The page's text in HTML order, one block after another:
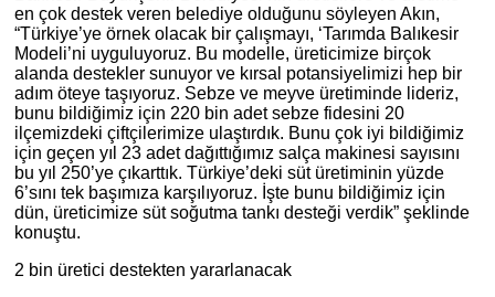
en çok destek veren belediye olduğunu söyleyen Akın,
“Türkiye’ye örnek olacak bir çalışmayı, ‘Tarımda Balıkesir
Modeli’ni uyguluyoruz. Bu modelle, üreticimize birçok
alanda destekler sunuyor ve kırsal potansiyelimizi hep bir
adım öteye taşıyoruz. Sebze ve meyve üretiminde lideriz,
bunu bildiğimiz için 220 bin adet sebze fidesini 20
ilçemizdeki çiftçilerimize ulaştırdık. Bunu çok iyi bildiğimiz
için geçen yıl 23 adet dağıttığımız salça makinesi sayısını
bu yıl 250’ye çıkarttık. Türkiye’deki süt üretiminin yüzde
6’sını tek başımıza karşılıyoruz. İşte bunu bildiğimiz için
dün, üreticimize süt soğutma tankı desteği verdik” şeklinde
konuştu.
2 bin üretici destekten yararlanacak